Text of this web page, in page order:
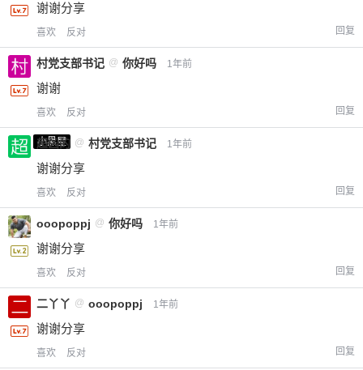
谢谢分享
喜欢 反对 回复
村党支部书记 @ 你好吗 1年前
谢谢
喜欢 反对 回复
小黑屋
超凶的 @ 村党支部书记 1年前
谢谢分享
喜欢 反对 回复
ooopoppj @ 你好吗 1年前
谢谢分享
喜欢 反对 回复
二丫丫 @ ooopoppj 1年前
谢谢分享
喜欢 反对 回复